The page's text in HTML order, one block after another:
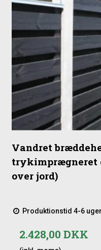
Vandret
trykimprægneret
over jord)
Produktionstid 4-6 uger
2.428,00 DKK